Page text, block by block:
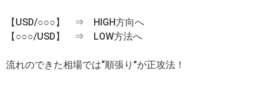
【USD/○○○】 ⇒ HIGH方向へ
【○○○/USD】 ⇒ LOW方法へ
流れのできた相場では“順張り”が正攻法！